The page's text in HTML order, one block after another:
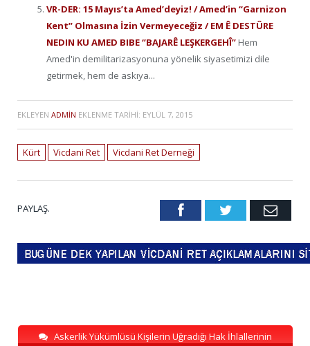
VR-DER: 15 Mayıs’ta Amed’deyiz! / Amed’in “Garnizon
Kent” Olmasına İzin Vermeyeceğiz / EM Ê DESTÛRE
NEDIN KU AMED BIBE ‘’BAJARÊ LEŞKERGEHÎ’’ Hem
Amed'in demilitarizasyonuna yönelik siyasetimizi dile
getirmek, hem de askıya...
EKLEYEN ADMIN EKLENME TARIHI: EYLÜL 7, 2015
Kürt Vicdani Ret Vicdani Ret Derneği
PAYLAŞ. FacebookTwitter Email
Askerlik Yükümlüsü Kişilerin Uğradığı Hak İhlallerinin